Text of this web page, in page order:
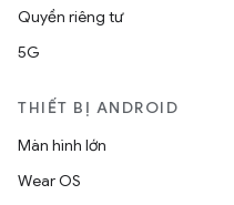
Quyền riêng tư
5G
THIẾT BỊ ANDROID
Màn hình lớn
Wear OS